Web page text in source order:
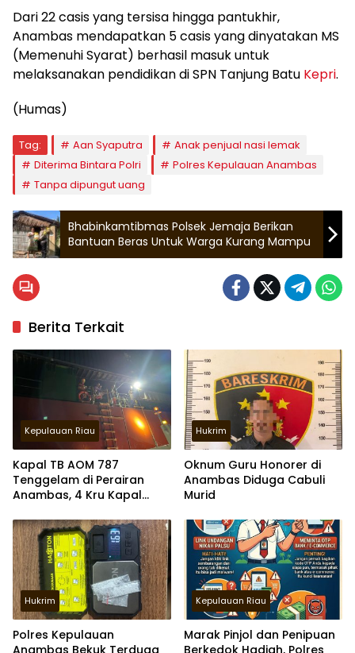
Dari 22 casis yang tersisa hingga pantukhir,
Anambas mendapatkan 5 casis yang dinyatakan MS
(Memenuhi Syarat) berhasil masuk untuk
melaksanakan pendidikan di SPN Tanjung Batu Kepri.
(Humas)
Tag: Aan Syaputra
Anak penjual nasi lemak
Diterima Bintara Polri
Polres Kepulauan Anambas
Tanpa dipungut uang
Bhabinkamtibmas Polsek Jemaja Berikan
Bantuan Beras Untuk Warga Kurang Mampu
Berita Terkait
Kepulauan Riau
Kapal TB AOM 787
Tenggelam di Perairan
Anambas, 4 Kru Kapal
Hukrim
Oknum Guru Honorer di
Anambas Diduga Cabuli
Murid
Hukrim
Polres Kepulauan
Anambas Bekuk Terduga
Kepulauan Riau
Marak Pinjol dan Penipuan
Berkedok Hadiah, Polres